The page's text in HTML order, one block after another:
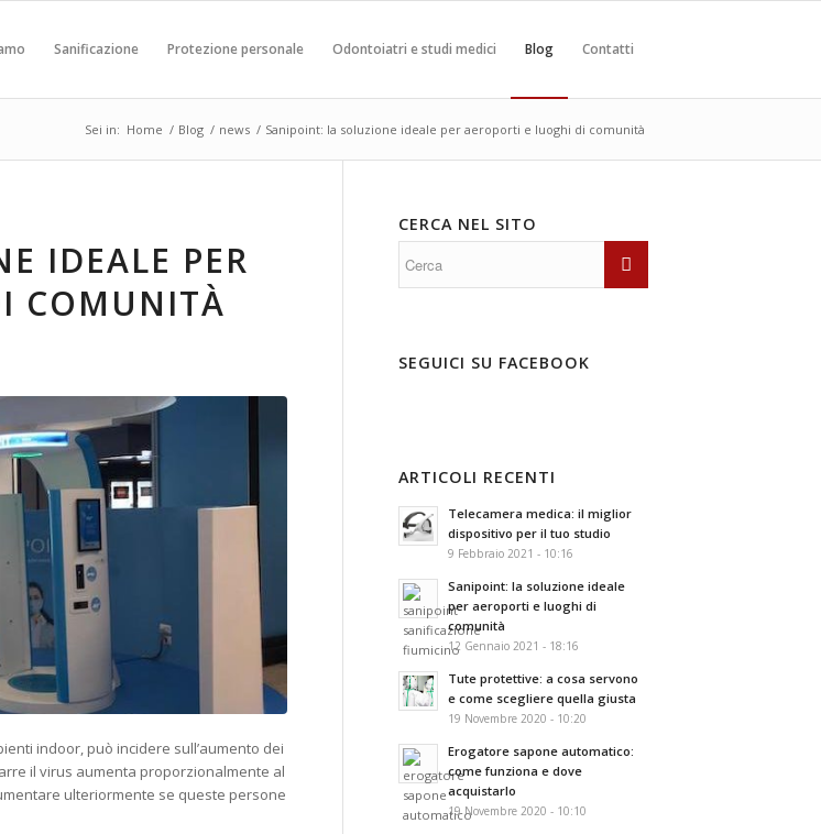
Sanificazione Protezione personale Odontoiatri e studi medici Blog Contatti
Sei in: Home / Blog / news / Sanipoint: la soluzione ideale per aeroporti e luoghi di comunità
IDEALE PER
COMUNITÀ
indoor, può incidere sull’aumento dei
il virus aumenta proporzionalmente al
ulteriormente se queste persone
CERCA NEL SITO
SEGUICI SU FACEBOOK
ARTICOLI RECENTI
Telecamera medica: il miglior
dispositivo per il tuo studio
9 Febbraio 2021 - 10:16
Sanipoint: la soluzione ideale
per aeroporti e luoghi di
comunità
12 Gennaio 2021 - 18:16
Tute protettive: a cosa servono
e come scegliere quella giusta
19 Novembre 2020 - 10:20
Erogatore sapone automatico:
come funziona e dove
acquistarlo
19 Novembre 2020 - 10:10